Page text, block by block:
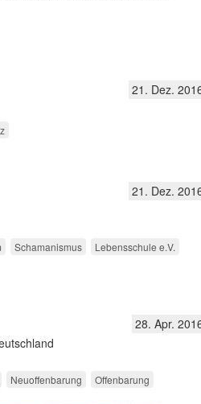
21. Dez.
21. Dez.
Schamanismus
Lebensschule e.V.
28. Apr.
Neuoffenbarung
Offenbarung